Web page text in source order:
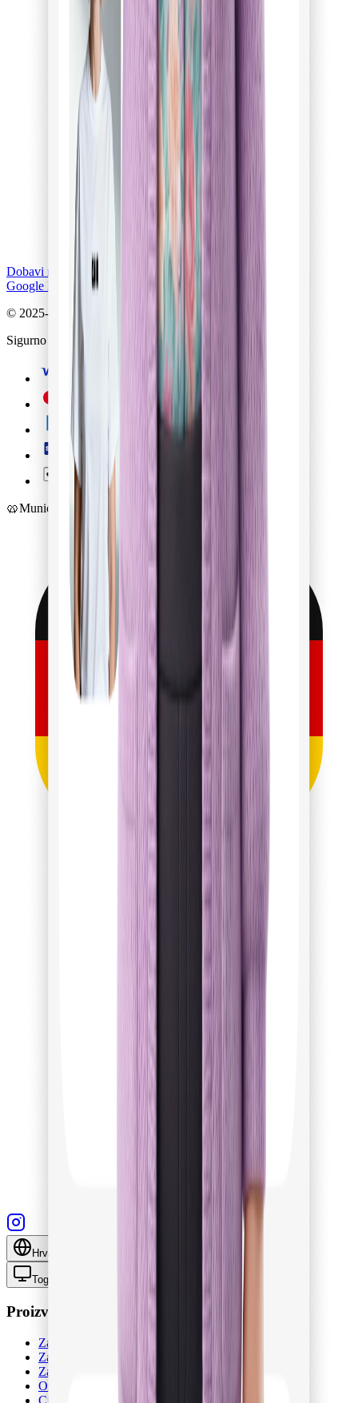
Dobavi na
Google Play
© 2025-2026 CAIR AG
Sigurno plaćanje
🥨Munich Startup
Hrvatski
Toggle theme
Proizvod
Za obitelji
Za njegovatelje
Za agencije
Osiguranje
Cijene